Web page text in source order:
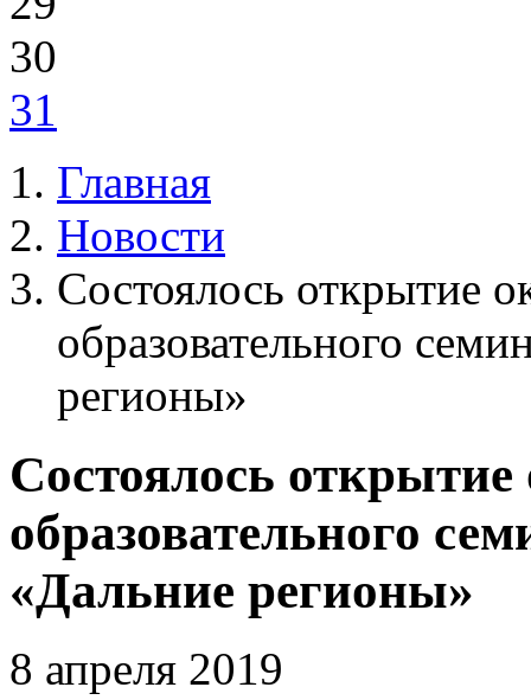
30
31
Главная
Новости
Состоялось открытие
образовательного
регионы»
Состоялось
образовательного
«Дальние регионы»
8 апреля 2019